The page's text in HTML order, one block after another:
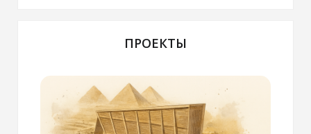
ПРОЕКТЫ